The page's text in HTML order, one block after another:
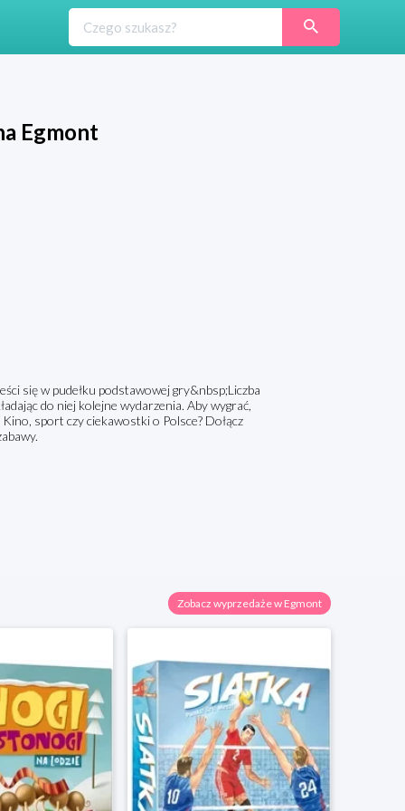
Egmont
się w pudełku podstawowej gry&nbsp;Liczba
do niej kolejne wydarzenia. Aby wygrać,
sport czy ciekawostki o Polsce? Dołącz
Zobacz wyprzedaże w Egmont